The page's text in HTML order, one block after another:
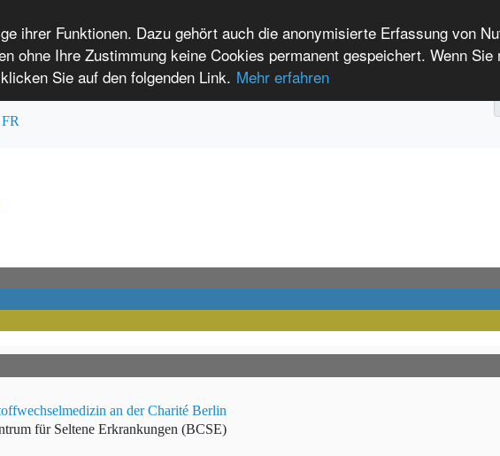
ihrer Funktionen. Dazu gehört auch die anonymisierte Erfassung von
ohne Ihre Zustimmung keine Cookies permanent gespeichert. Wenn
Sie auf den folgenden Link. Mehr erfahren
mit seltenen Erkrankungen
Über uns Anmelden Leichte Sprache International Patients
an der Charité Berlin
für Seltene Erkrankungen (BCSE)